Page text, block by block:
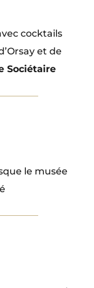
cocktails
et de
Sociétaire
le musée